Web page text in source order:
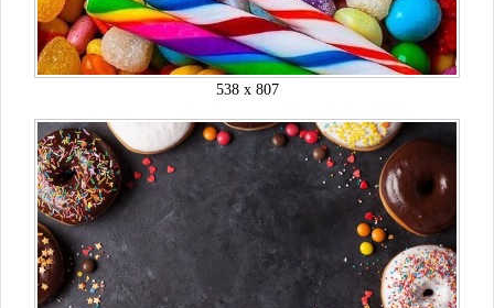
538 x 807